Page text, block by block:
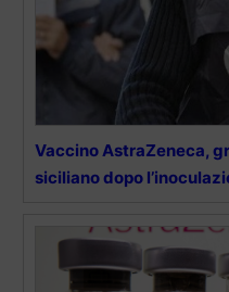
Vaccino AstraZeneca,
siciliano dopo